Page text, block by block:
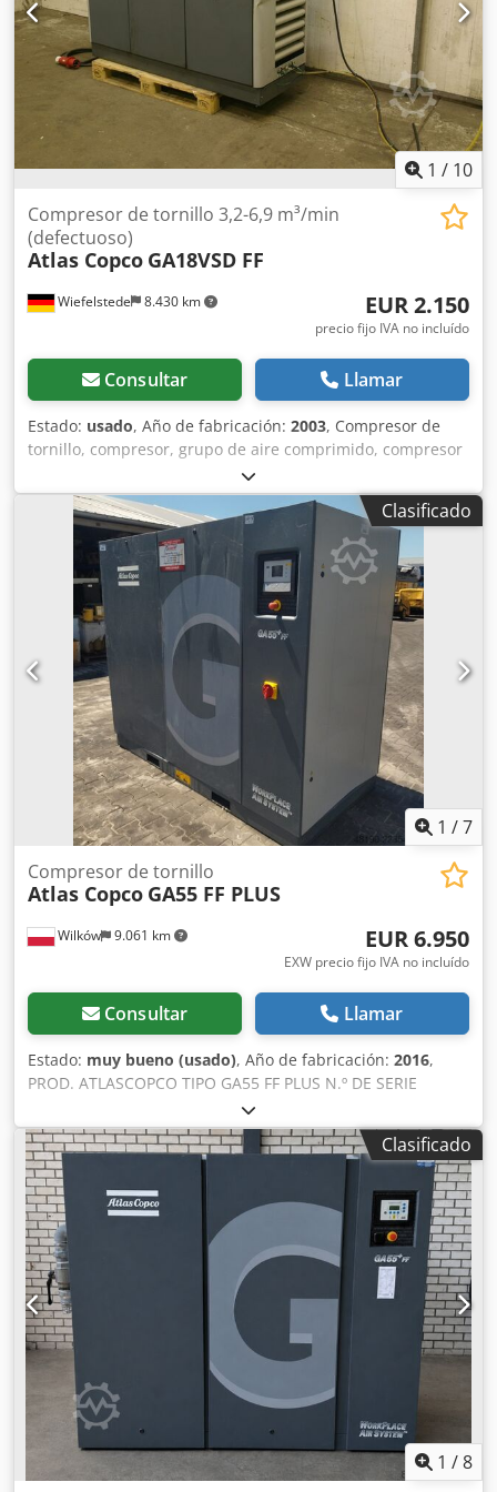
ser inspeccionado y probado en nuestras instalaciones en
Kiel, previa cita.
1 / 10
Wiefelstede 8.430 km
Compresor de tornillo 3,2-6,9 m³/min
(defectuoso)
Atlas Copco GA18VSD FF
EUR 2.150
precio fijo IVA no incluído
Consultar Llamar
Estado: usado, Año de fabricación: 2003, Compresor de
tornillo, compresor, grupo de aire comprimido, compresor
de aire comprimido estacionario -Entrega en el estado
actual, tal como se ha inspeccionado -Defectuoso, no
funciona, problema: el variador de frecuencia no se
comunica con el software -Caudal: 3,2-6,9 m³/min -
Potencia del motor: 18-24 kW -Construcción: encapsulado -
Presión máxima: 12,75 bares -Horas de funcionamiento:
108252 h -Horas de carga: 30754 h -Año de fabricación:
2003 -Dimensiones: 1850/850/H1900 mm Dedpfxshabk Dj
Afhewa -Peso: 592 kg
Clasificado
1 /7
Wilków 9.061 km
Compresor de tornillo
Atlas Copco GA55 FF PLUS
EUR 6.950
EXW precio fijo IVA no incluído
Consultar Llamar
Estado: muy bueno (usado), Año de fabricación: 2016,
PROD. ATLASCOPCO TIPO GA55 FF PLUS N.º DE SERIE
API623768 AÑO 2016 POTENCIA (kW) 55 Djdpfx
Afozmhtcohowa CAUDAL (m³/min) 10,44 PRESIÓN (bar) 8,25
HORAS (FUNCIONAMIENTO/TOTAL) VARIADOR DE
FRECUENCIA no DESHUMIDIFICADOR INTEGRADO sí, R410a,
1,05 kg INTERCAMBIADOR no REFRIGERACIÓN (AIRE/AGUA)
aire EN EL DEPÓSITO no DOCUMENTACIÓN no
CONEXIONES 2 NUEVO/USADO USADO
Clasificado
1 /8